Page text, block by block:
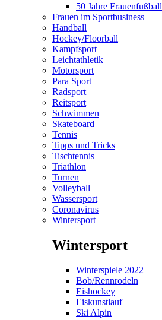
50 Jahre Frauenfußball
Frauen im Sportbusiness
Handball
Hockey/Floorball
Kampfsport
Leichtathletik
Motorsport
Para Sport
Radsport
Reitsport
Schwimmen
Skateboard
Tennis
Tipps und Tricks
Tischtennis
Triathlon
Turnen
Volleyball
Wassersport
Coronavirus
Wintersport
Wintersport
Winterspiele 2022
Bob/Rennrodeln
Eishockey
Eiskunstlauf
Ski Alpin